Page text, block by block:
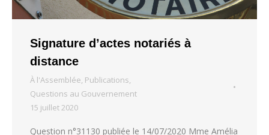
Signature d’actes notariés à
distance
À l'Assemblée, Publications,
Questions au Gouvernement
15 juillet 2020
Question n°31130 publiée le 14/07/2020 Mme Amélia